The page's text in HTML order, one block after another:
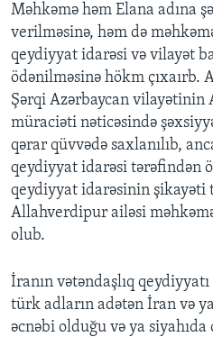
Məhkəmə həm Elana adına
verilməsinə, həm də
qeydiyyat idarəsi və vilayət
ödənilməsinə hökm çıxaırb.
Şərqi Azərbaycan vilayətinin
müraciəti nəticəsində
qərar qüvvədə saxlanılıb,
qeydiyyat idarəsi tərəfindən
qeydiyyat idarəsinin şikayəti
Allahverdipur ailəsi
olub.
İranın vətəndaşlıq
türk adların adətən İran və
əcnəbi olduğu və ya siyahıda